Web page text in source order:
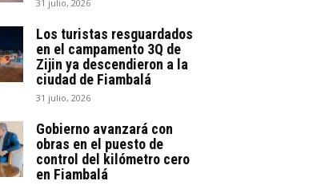
31 julio, 2026
Los turistas resguardados
en el campamento 3Q de
Zijin ya descendieron a la
ciudad de Fiambalá
31 julio, 2026
Gobierno avanzará con
obras en el puesto de
control del kilómetro cero
en Fiambalá